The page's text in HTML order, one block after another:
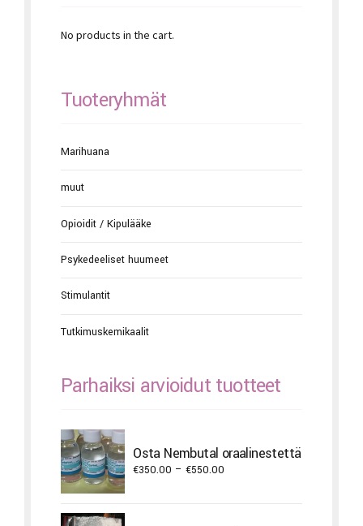
No products in the cart.
Tuoteryhmät
Marihuana
muut
Opioidit / Kipulääke
Psykedeeliset huumeet
Stimulantit
Tutkimuskemikaalit
Parhaiksi arvioidut tuotteet
Osta Nembutal oraalinestettä
€350.00 – €550.00